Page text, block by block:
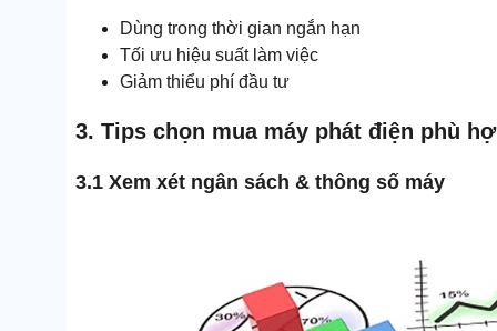
Dùng trong thời gian ngắn hạn
Tối ưu hiệu suất làm việc
Giảm thiểu phí đầu tư
3. Tips chọn mua máy phát điện phù
3.1 Xem xét ngân sách & thông số máy